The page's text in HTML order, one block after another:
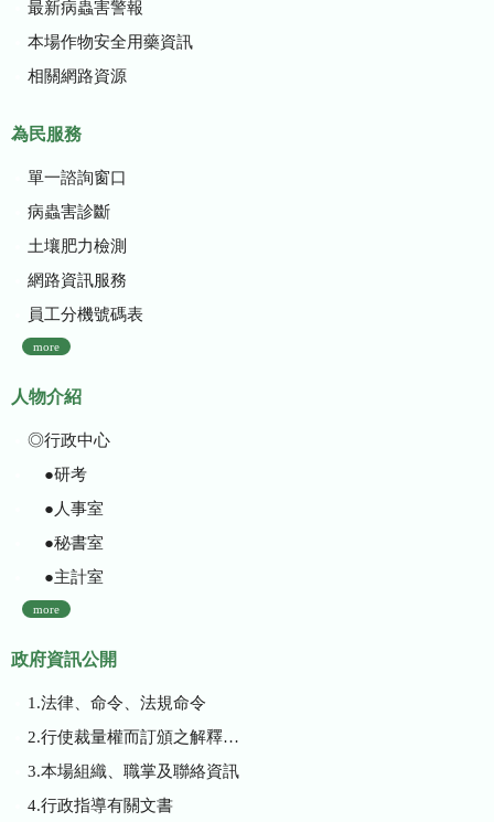
最新病蟲害警報
本場作物安全用藥資訊
相關網路資源
為民服務
單一諮詢窗口
病蟲害診斷
土壤肥力檢測
網路資訊服務
員工分機號碼表
more
人物介紹
◎行政中心
●研考
●人事室
●秘書室
●主計室
more
政府資訊公開
1.法律、命令、法規命令
2.行使裁量權而訂頒之解釋性規定及裁量基準
3.本場組織、職掌及聯絡資訊
4.行政指導有關文書